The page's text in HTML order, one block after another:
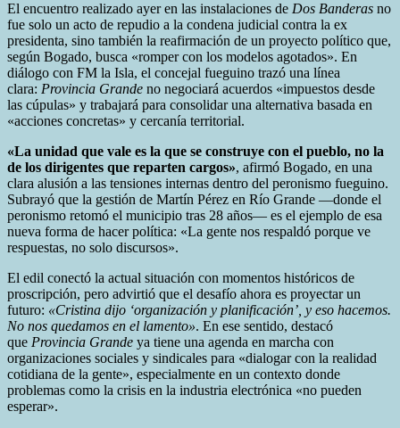
El encuentro realizado ayer en las instalaciones de Dos Banderas no
fue solo un acto de repudio a la condena judicial contra la ex
presidenta, sino también la reafirmación de un proyecto político que,
según Bogado, busca «romper con los modelos agotados». En
diálogo con FM la Isla, el concejal fueguino trazó una línea
clara: Provincia Grande no negociará acuerdos «impuestos desde
las cúpulas» y trabajará para consolidar una alternativa basada en
«acciones concretas» y cercanía territorial.
«La unidad que vale es la que se construye con el pueblo, no la
de los dirigentes que reparten cargos», afirmó Bogado, en una
clara alusión a las tensiones internas dentro del peronismo fueguino.
Subrayó que la gestión de Martín Pérez en Río Grande —donde el
peronismo retomó el municipio tras 28 años— es el ejemplo de esa
nueva forma de hacer política: «La gente nos respaldó porque ve
respuestas, no solo discursos».
El edil conectó la actual situación con momentos históricos de
proscripción, pero advirtió que el desafío ahora es proyectar un
futuro: «Cristina dijo ‘organización y planificación’, y eso hacemos.
No nos quedamos en el lamento». En ese sentido, destacó
que Provincia Grande ya tiene una agenda en marcha con
organizaciones sociales y sindicales para «dialogar con la realidad
cotidiana de la gente», especialmente en un contexto donde
problemas como la crisis en la industria electrónica «no pueden
esperar».